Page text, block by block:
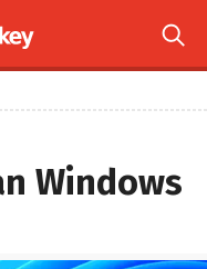

Windows